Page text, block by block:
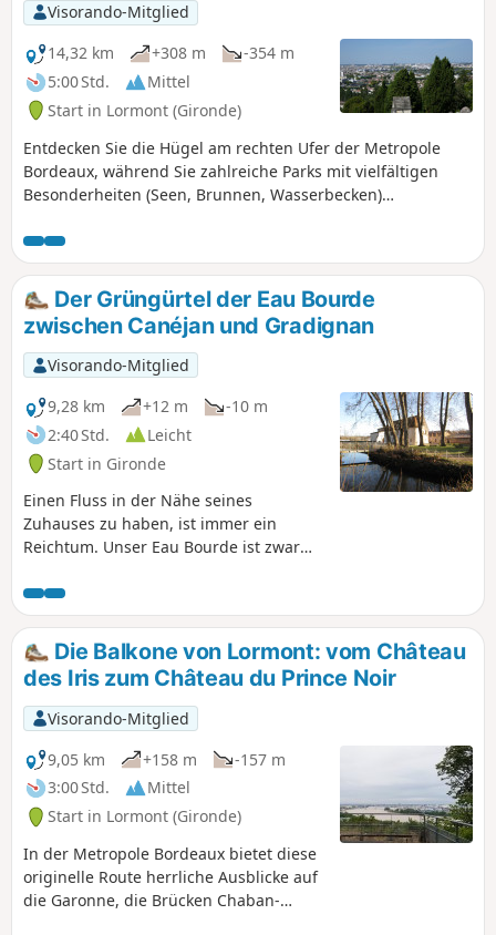
Visorando-Mitglied
14,32 km
+308 m
-354 m
5:00 Std.
Mittel
Start in Lormont (Gironde)
Entdecken Sie die Hügel am rechten Ufer der Metropole
Bordeaux, während Sie zahlreiche Parks mit vielfältigen
Besonderheiten (Seen, Brunnen, Wasserbecken)
Blick auf das rechte Ufer.
Der Grüngürtel der Eau Bourde
zwischen Canéjan und Gradignan
Visorando-Mitglied
9,28 km
+12 m
-10 m
2:40 Std.
Leicht
Start in Gironde
Einen Fluss in der Nähe seines
Zuhauses zu haben, ist immer ein
Reichtum. Unser Eau Bourde ist zwar
bietet entlang seines ruhigen Laufs
etwa fünfzehn Kilometer fast
durchgehende Spazier- und Radwege,
die man allein oder mit der Familie zu
jeder Jahreszeit genießen kann.
Die Balkone von Lormont: vom Château
des Iris zum Château du Prince Noir
Visorando-Mitglied
9,05 km
+158 m
-157 m
3:00 Std.
Mittel
Start in Lormont (Gironde)
In der Metropole Bordeaux bietet diese
originelle Route herrliche Ausblicke auf
die Garonne, die Brücken Chaban-